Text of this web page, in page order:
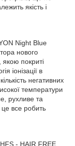
якість і
Night Blue
нового
якою покриті
іонізації в
негативних
температури
рухливе та
все робить
- HAIR FREE